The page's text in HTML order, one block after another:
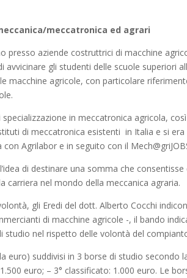
meccatronica ed agrari
aziende costruttrici di macchine
gli studenti delle scuole superiori
macchine agricole, con particolare
in meccatronica agricola,
di meccatronica esistenti in Italia e si
Agrilabor e in seguito con il
di destinare una somma che consentisse
carriera nel mondo della meccanica agraria.
gli Eredi del dott. Alberto Cocchi
di macchine agricole -, il bando
studio nel rispetto delle volontà del
euro) suddivisi in 3 borse di studio secondo
euro; – 3° classificato: 1.000 euro. Le